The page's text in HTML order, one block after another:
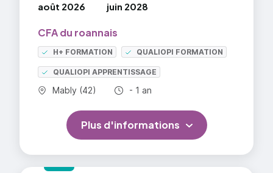
août 2026 juin 2028
CFA du roannais
H+ FORMATION QUALIOPI FORMATION
QUALIOPI APPRENTISSAGE
Commune :
Mably (42) Durée totale :
- 1 an
Plus d'informations